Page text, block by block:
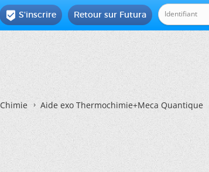
Retour sur Futura
 S'inscrire
Chimie Aide exo Thermochimie+Meca Quantique